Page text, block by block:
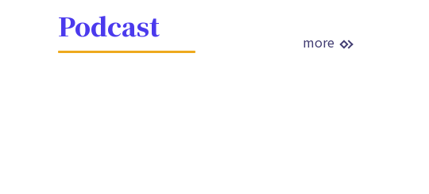
Podcast more